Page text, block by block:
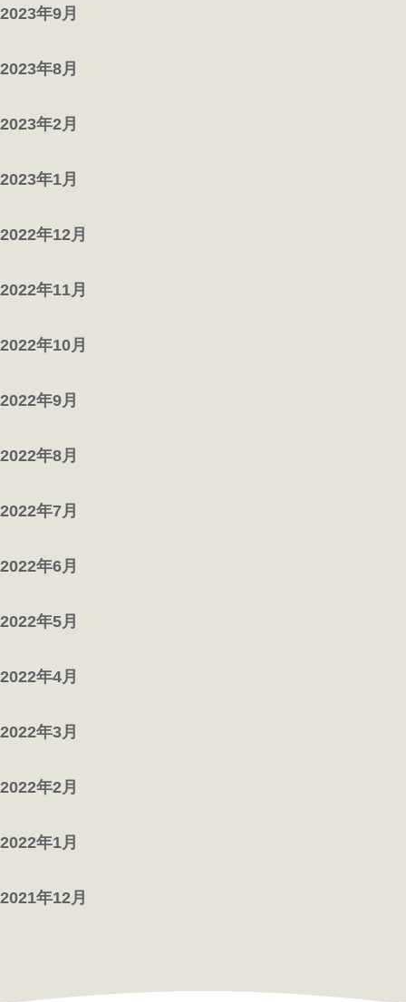
2023年9月
2023年8月
2023年2月
2023年1月
2022年12月
2022年11月
2022年10月
2022年9月
2022年8月
2022年7月
2022年6月
2022年5月
2022年4月
2022年3月
2022年2月
2022年1月
2021年12月